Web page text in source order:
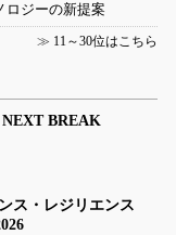
ジーの新提案
≫ 11～30位はこちら
NEXT BREAK
ス・レジリエンス